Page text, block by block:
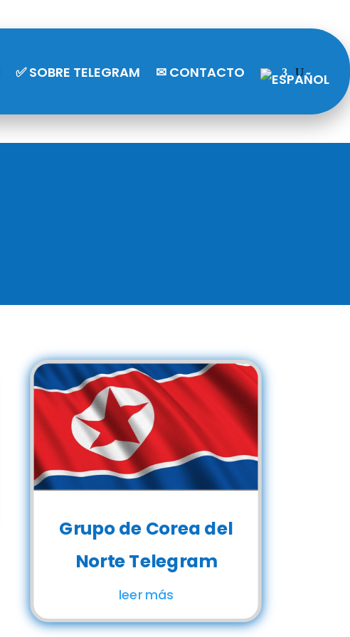
✅ SOBRE TELEGRAM ✉ CONTACTO
Grupo de Corea del
Norte Telegram
leer más